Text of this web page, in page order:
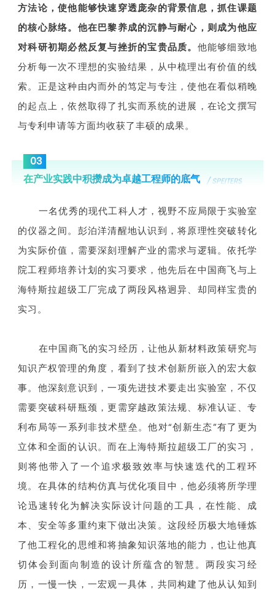
方法论，使他能够快速穿透庞杂的背景信息，抓住课题
的核心脉络。他在巴黎养成的沉静与耐心，则成为他应
对科研初期必然反复与挫折的宝贵品质。 他能够细致地
分析每一次不理想的实验结果，从中梳理出有价值的线
索。正是这种由内而外的笃定与专注，使他在看似稍晚
的起点上，依然取得了扎实而系统的进展，在论文撰写
与专利申请等方面均收获了丰硕的成果。
03
在产业实践中积攒成为卓越工程师的底气
/ SPEITERS
一名优秀的现代工科人才，视野不应局限于实验室
的仪器之间。 彭泊洋清醒地认识到，将原理性突破转化
为实际价值，需要深刻理解产业的需求与逻辑。依托学
院工程师培养计划的实习要求，他先后在中国商飞与上
海特斯拉超级工厂完成了两段风格迥异、却同样宝贵的
实习。
在中国商飞的实习经历，让他从新材料政策研究与
知识产权管理的角度，看到了技术创新所嵌入的宏大叙
事。他深刻意识到，一项先进技术要走出实验室，不仅
需要突破科研瓶颈，更需穿越政策法规、标准认证、专
利布局等一系列非技术壁垒。他对“创新生态”有了更为
立体和全面的认识。而在上海特斯拉超级工厂的实习，
则将他带入了一个追求极致效率与快速迭代的工程环
境。在具体的结构仿真与优化项目中，他必须将所学理
论迅速转化为解决实际设计问题的工具，在性能、成
本、安全等多重约束下做出决策。这段经历极大地锤炼
了他工程化的思维和将抽象知识落地的能力，也让他真
切体会到面向制造的设计所蕴含的智慧。两段实习经
历，一慢一快，一宏观一具体，共同构建了他从认知到